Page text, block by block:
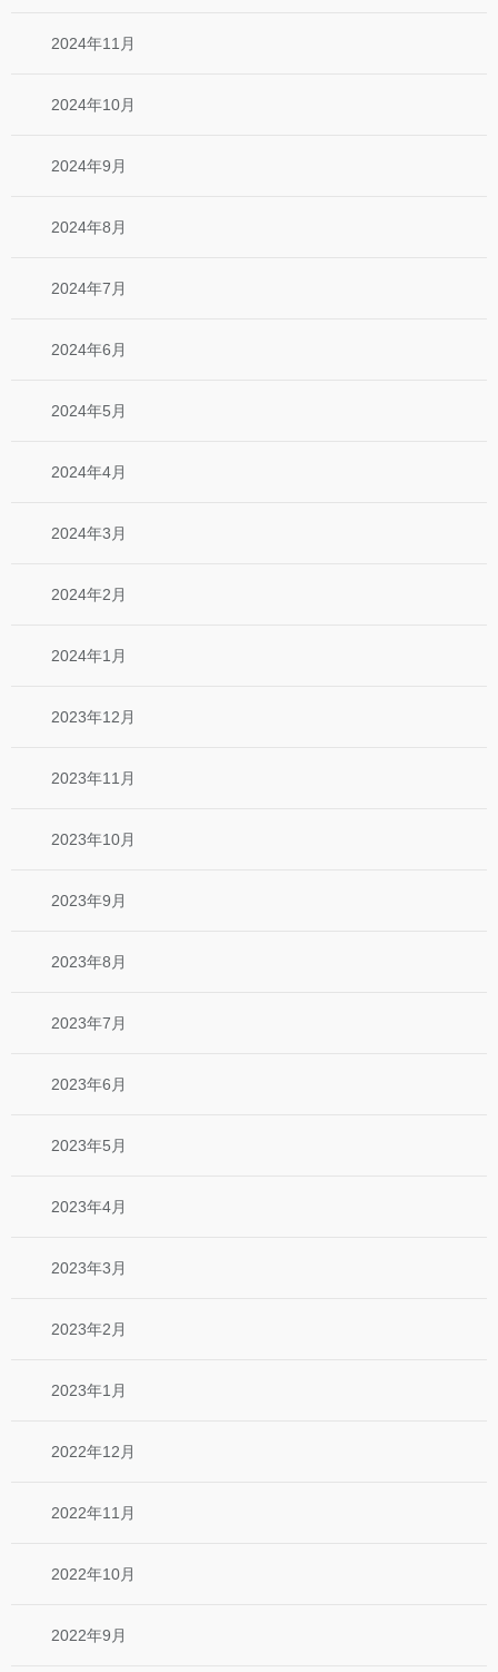
2024年11月
2024年10月
2024年9月
2024年8月
2024年7月
2024年6月
2024年5月
2024年4月
2024年3月
2024年2月
2024年1月
2023年12月
2023年11月
2023年10月
2023年9月
2023年8月
2023年7月
2023年6月
2023年5月
2023年4月
2023年3月
2023年2月
2023年1月
2022年12月
2022年11月
2022年10月
2022年9月